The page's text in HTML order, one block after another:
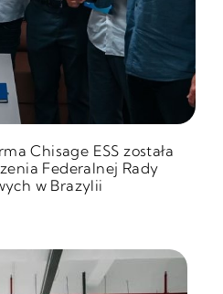
Chisage ESS została
Federalnej Rady
w Brazylii